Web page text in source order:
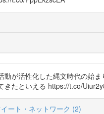
が活性化した縄文時代の始
きたといえる https://t.co/
イート・ネットワーク (2)